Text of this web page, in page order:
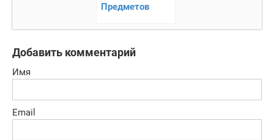
Предметов
3
Добавить комментарий
Имя
Email